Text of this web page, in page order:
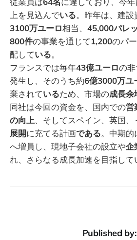
上を見込んでいる。昨年は、建
3100万ユーロ相当、 45,000パレ
800件の事業を通じて1,200のパ
配している。
フランスでは毎年43億ユーロの
発生し、そのうち約6億3000万ユ
棄されているため、市場の成長余
同社は今回の資金を、国内での営
の向上、そしてスペイン、英国
展開に充てる計画である。中期的
へ増員し、現地子会社の設立や企
れ、さらなる成長加速を目指して
Published by: